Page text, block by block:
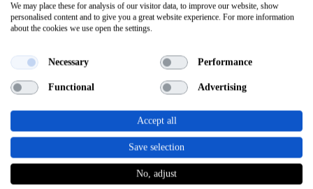
Europcarbietet seinen Kunden amHafen von Lanzaroteeine
große Auswahl an Fahrzeugen zu wettbewerbsfähigen Preisen
stehen Ihnen bei der
bekannt. AufLanzarotein derNähe des FlughafensbietetSixt
eine
breite Palette von Autos.Allerdings muss beachtet werden,
dass aufgrund derEntfernung vom Hafen zum Flughafenmit
Bus oder Taxigerechnet werden muss.
4. Cicar
We may place these for analysis of our visitor data, to improve our website, show
personalised content and to give you a great website experience. For more information
about the cookies we use open the settings.
Necessary Performance
Functional Advertising
Accept all
Save selection
No, adjust